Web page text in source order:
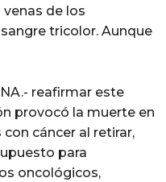
venas de los
tricolor. Aunque
reafirmar este
provocó la muerte en
cáncer al retirar,
para
oncológicos,